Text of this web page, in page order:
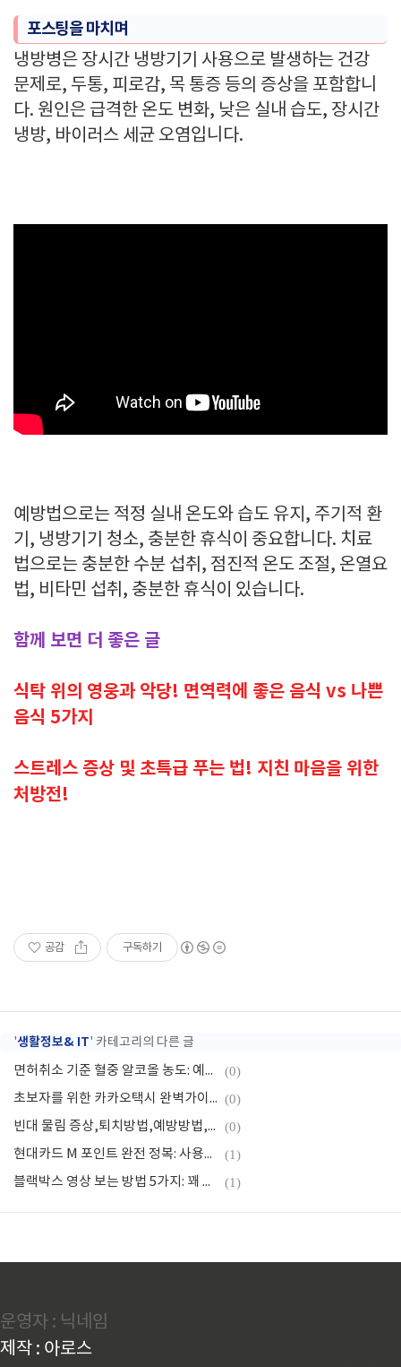
포스팅을 마치며
냉방병은 장시간 냉방기기 사용으로 발생하는 건강
문제로, 두통, 피로감, 목 통증 등의 증상을 포함합니
다. 원인은 급격한 온도 변화, 낮은 실내 습도, 장시간
냉방, 바이러스 세균 오염입니다.
예방법으로는 적정 실내 온도와 습도 유지, 주기적 환
기, 냉방기기 청소, 충분한 휴식이 중요합니다. 치료
법으로는 충분한 수분 섭취, 점진적 온도 조절, 온열요
법, 비타민 섭취, 충분한 휴식이 있습니다.
함께 보면 더 좋은 글
식탁 위의 영웅과 악당! 면역력에 좋은 음식 vs 나쁜
음식 5가지
스트레스 증상 및 초특급 푸는 법! 지친 마음을 위한
처방전!
공감 구독하기
'생활정보& IT' 카테고리의 다른 글
면허취소 기준 혈중 알코올 농도: 예방과 대처방법 총정리 (0)
초보자를 위한 카카오택시 완벽가이드! 쉽고빠른 예약방법 (0)
빈대 물림 증상,퇴치방법,예방방법,자주묻는 질문 (0)
현대카드 M 포인트 완전 정복: 사용처 및 현금화 방법 총정리 (1)
블랙박스 영상 보는 방법 5가지: 꽤 쉬운걸 나만 몰랐나? (1)
운영자 : 닉네임
제작 : 아로스